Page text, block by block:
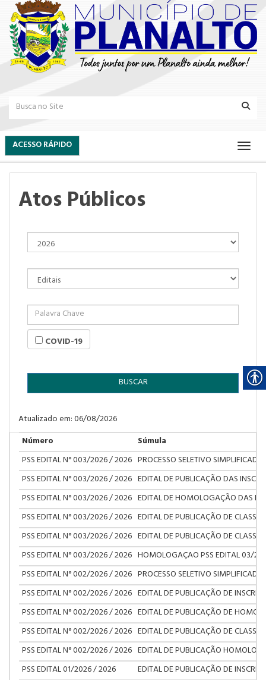
ACESSO RÁPIDO
Atos Públicos
COVID-19
BUSCAR
Atualizado em: 06/08/2026
Número
Súmula
PSS EDITAL N° 003/2026 / 2026 PROCESSO SELETIVO
PSS EDITAL N° 003/2026 / 2026 EDITAL DE PUBLICAÇÃO DAS
PSS EDITAL N° 003/2026 / 2026 EDITAL DE HOMOLOGAÇÃO DAS
PSS EDITAL N° 003/2026 / 2026 EDITAL DE PUBLICAÇÃO DE
PSS EDITAL N° 003/2026 / 2026 EDITAL DE PUBLICAÇÃO DE
PSS EDITAL N° 003/2026 / 2026 HOMOLOGAÇAO PSS EDITAL 03/
PSS EDITAL N° 002/2026 / 2026 PROCESSO SELETIVO
PSS EDITAL N° 002/2026 / 2026 EDITAL DE PUBLICAÇÃO DE
PSS EDITAL N° 002/2026 / 2026 EDITAL DE PUBLICAÇÃO DE
PSS EDITAL N° 002/2026 / 2026 EDITAL DE PUBLICAÇÃO DE
PSS EDITAL N° 002/2026 / 2026 EDITAL DE PUBLICAÇÃO
PSS EDITAL 01/2026 / 2026
EDITAL DE PUBLICAÇÃO DE